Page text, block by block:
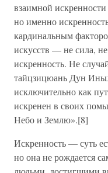
взаимной
но именно
кардинальным
искусств — не сила,
искренность. Не
тайцзицюань Дун
исключительно как
искренен в своих
Небо и Землю».[8]
Искренность — суть
но она не рождается